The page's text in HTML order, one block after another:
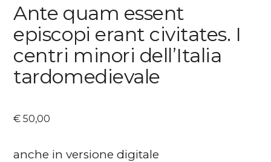
Ante quam essent
episcopi erant civitates. I
centri minori dell’Italia
tardomedievale
€ 50,00
anche in versione digitale